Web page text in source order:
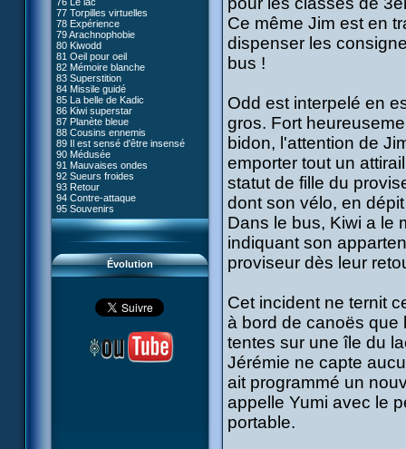
77 Torpilles virtuelles
78 Expérience
79 Arachnophobie
80 Kiwodd
81 Oeil pour oeil
82 Mémoire blanche
83 Superstition
84 Missile guidé
85 La belle de Kadic
86 Kiwi superstar
87 Planète bleue
88 Cousins ennemis
89 Il est sensé d'être insensé
90 Médusée
91 Mauvaises ondes
92 Sueurs froides
93 Retour
94 Contre-attaque
95 Souvenirs
Évolution
#05 - Rivalité
#06 - Soupçons
#07 - Compte-à-rebours
#08 - Virus
#09 - Comment tromper XANA
#10 - Le réveil du guerrier
#11 - Rendez-vous
#12 - Chaos à Kadic
#13 - Vendredi 13
#14 - Intrusion
#15 - Les sans-codes
#16 - Confusion
#17 - Un avenir professionnel
assuré
#18 - Obstination
#19 - Le piège
#20 - Espionnage
#21 - Faux-semblants
#22 - Mutinerie
#23 - Le blues de Jérémie
#24 - Paradoxe temporel
#25 - Hécatombe
#26 - Ultime mission
Ce même Jim est en
dispenser les
bus !
Odd est interpelé en
gros. Fort
bidon, l'attention de
emporter tout un
statut de fille du
dont son vélo, en
Dans le bus, Kiwi a le
indiquant son
proviseur dès leur
Cet incident ne ternit
à bord de canoës que
tentes sur une île du
Jérémie ne capte
ait programmé un
appelle Yumi avec le
portable.